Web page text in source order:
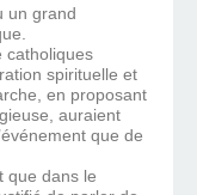
un grand
catholiques
spirituelle et
en proposant
auraient
que de
que dans le